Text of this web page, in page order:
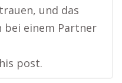
und das
bei einem Partner
post.